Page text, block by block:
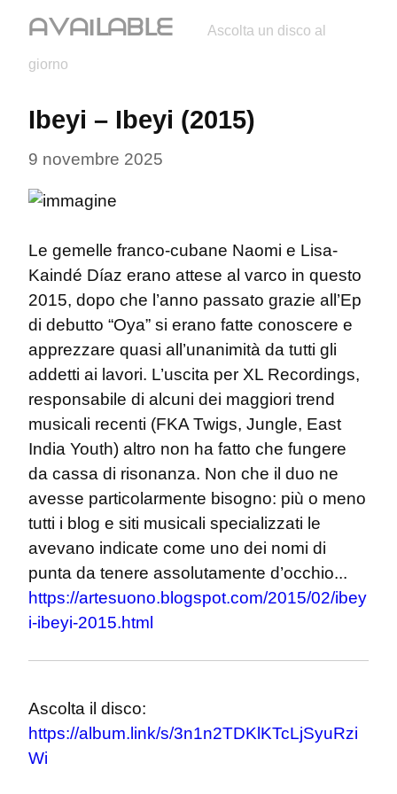
ᗩᐯᗩIᒪᗩᗷᒪᗴ Ascolta un disco al
giorno
Ibeyi – Ibeyi (2015)
9 novembre 2025
Le gemelle franco-cubane Naomi e Lisa-
Kaindé Díaz erano attese al varco in questo
2015, dopo che l’anno passato grazie all’Ep
di debutto “Oya” si erano fatte conoscere e
apprezzare quasi all’unanimità da tutti gli
addetti ai lavori. L’uscita per XL Recordings,
responsabile di alcuni dei maggiori trend
musicali recenti (FKA Twigs, Jungle, East
India Youth) altro non ha fatto che fungere
da cassa di risonanza. Non che il duo ne
avesse particolarmente bisogno: più o meno
tutti i blog e siti musicali specializzati le
avevano indicate come uno dei nomi di
https://artesuono.blogspot.com/2015/02/ibey
i-ibeyi-2015.html
https://album.link/s/3n1n2TDKlKTcLjSyuRzi
Wi